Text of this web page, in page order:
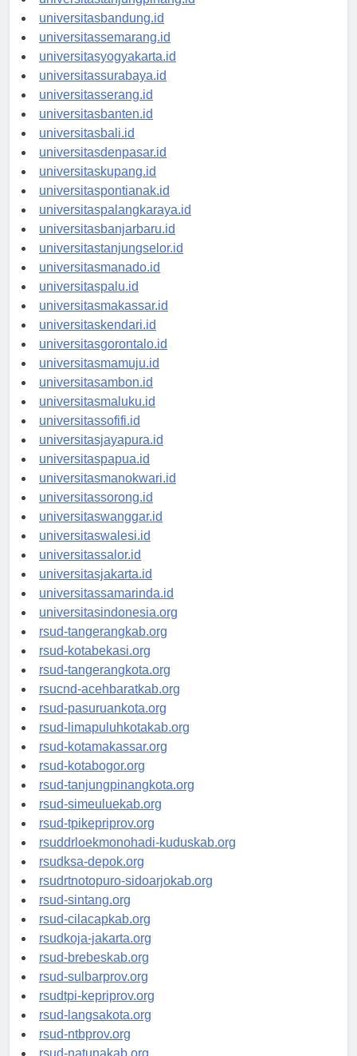
universitastanjungpinang.id
universitasbandung.id
universitassemarang.id
universitasyogyakarta.id
universitassurabaya.id
universitasserang.id
universitasbanten.id
universitasbali.id
universitasdenpasar.id
universitaskupang.id
universitaspontianak.id
universitaspalangkaraya.id
universitasbanjarbaru.id
universitastanjungselor.id
universitasmanado.id
universitaspalu.id
universitasmakassar.id
universitaskendari.id
universitasgorontalo.id
universitasmamuju.id
universitasambon.id
universitasmaluku.id
universitassofifi.id
universitasjayapura.id
universitaspapua.id
universitasmanokwari.id
universitassorong.id
universitaswanggar.id
universitaswalesi.id
universitassalor.id
universitasjakarta.id
universitassamarinda.id
universitasindonesia.org
rsud-tangerangkab.org
rsud-kotabekasi.org
rsud-tangerangkota.org
rsucnd-acehbaratkab.org
rsud-pasuruankota.org
rsud-limapuluhkotakab.org
rsud-kotamakassar.org
rsud-kotabogor.org
rsud-tanjungpinangkota.org
rsud-simeuluekab.org
rsud-tpikepriprov.org
rsuddrloekmonohadi-kuduskab.org
rsudksa-depok.org
rsudrtnotopuro-sidoarjokab.org
rsud-sintang.org
rsud-cilacapkab.org
rsudkoja-jakarta.org
rsud-brebeskab.org
rsud-sulbarprov.org
rsudtpi-kepriprov.org
rsud-langsakota.org
rsud-ntbprov.org